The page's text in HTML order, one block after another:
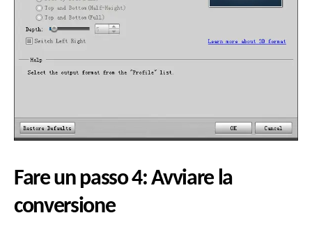
Fare un passo 4: Avviare la
conversione